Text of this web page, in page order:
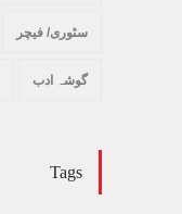
سٹوری/ فیچر
گوشہ ادب
Tags